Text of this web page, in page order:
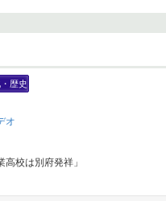
歴史
オ
校は別府発祥」